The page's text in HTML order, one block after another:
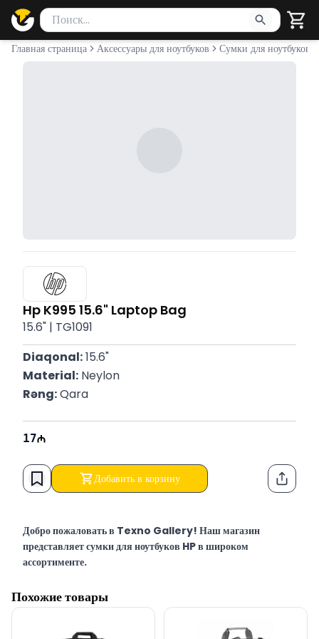
Поиск товаров
Введите минимум 2 символа для поиска. Нажмите Enter
Главная страница Аксессуары для ноутбуков Сумки для ноутбуков
Hp K995 15.6" Laptop Bag
15.6" | TG1091
Diaqonal: 15.6"
Material: Neylon
Rəng: Qara
17
Добавить в корзину
Добро пожаловать в Texno Gallery! Наш магазин
представляет сумки для ноутбуков HP в широком
ассортименте.
электроники в Баку, работающий с 2011 года по адресу
Наш сервисный центр, расположенный напротив магазина,
Похожие товары